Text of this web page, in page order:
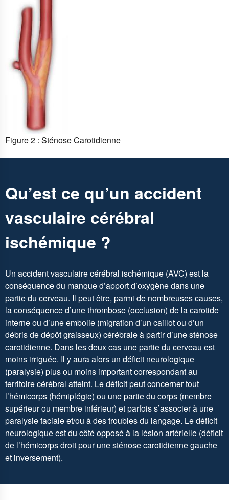
Figure 2 : Sténose Carotidienne
Qu’est ce qu’un accident
vasculaire cérébral
ischémique ?
Un accident vasculaire cérébral ischémique (AVC) est la
conséquence du manque d’apport d’oxygène dans une
partie du cerveau. Il peut être, parmi de nombreuses causes,
la conséquence d’une thrombose (occlusion) de la carotide
interne ou d’une embolie (migration d’un caillot ou d’un
débris de dépôt graisseux) cérébrale à partir d’une sténose
carotidienne. Dans les deux cas une partie du cerveau est
moins irriguée. Il y aura alors un déficit neurologique
(paralysie) plus ou moins important correspondant au
territoire cérébral atteint. Le déficit peut concerner tout
l’hémicorps (hémiplégie) ou une partie du corps (membre
supérieur ou membre inférieur) et parfois s’associer à une
paralysie faciale et/ou à des troubles du langage. Le déficit
neurologique est du côté opposé à la lésion artérielle (déficit
de l’hémicorps droit pour une sténose carotidienne gauche
et inversement).